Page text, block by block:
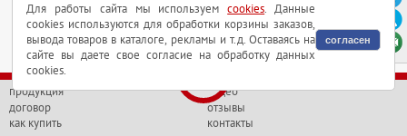
продукция
договор
как купить
видео
отзывы
контакты
Для работы сайта мы используемcookies. Данные
cookies используются для обработки корзины заказов,
вывода товаров в каталоге, рекламы и т.д. Оставаясь на
сайте вы даете свое согласие на обработку данных
cookies.
согласен